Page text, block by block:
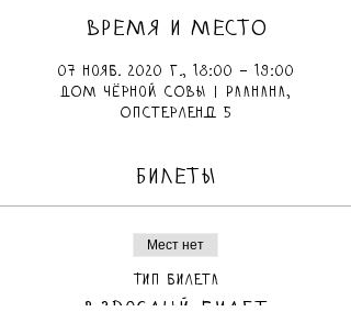
ВРЕМЯ И МЕСТО
07 нояб. 2020 г., 18:00 – 19:00
ДОМ чёрной СОВЫ | Раанана,
Опстерленд 5
БИЛЕТЫ
Мест нет
Тип билета
Взрослый билет